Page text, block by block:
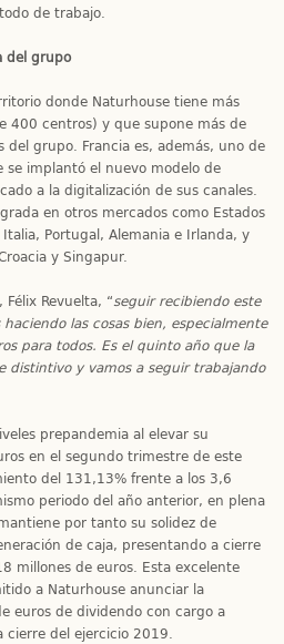
de trabajo.
del grupo
donde Naturhouse tiene más
400 centros) y que supone más de
grupo. Francia es, además, uno de
se implantó el nuevo modelo de
a la digitalización de sus canales.
en otros mercados como Estados
Portugal, Alemania e Irlanda, y
y Singapur.
Revuelta, “seguir recibiendo este
las cosas bien, especialmente
para todos. Es el quinto año que la
distintivo y vamos a seguir trabajando
prepandemia al elevar su
en el segundo trimestre de este
del 131,13% frente a los 3,6
periodo del año anterior, en plena
por tanto su solidez de
de caja, presentando a cierre
millones de euros. Esta excelente
a Naturhouse anunciar la
euros de dividendo con cargo a
cierre del ejercicio 2019.